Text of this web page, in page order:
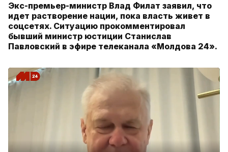
Экс-премьер-министр Влад Филат заявил, что
идет растворение нации, пока власть живет в
соцсетях. Ситуацию прокомментировал
бывший министр юстиции Станислав
Павловский в эфире телеканала «Молдова 24».